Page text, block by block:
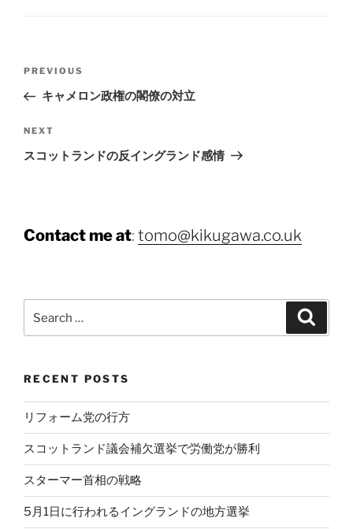
Previous
Post
PREVIOUS
キャメロン政権の閣僚の対立
Next
Post
NEXT
スコットランドの反イングランド感情
Contact me at: tomo@kikugawa.co.uk
for:
RECENT POSTS
リフォーム党の行方
スコットランド議会補欠選挙で労働党が勝利
スターマー首相の戦略
5月1日に行われるイングランドの地方選挙